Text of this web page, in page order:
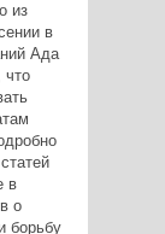
из
в
Ада
что
в
о
борьбу